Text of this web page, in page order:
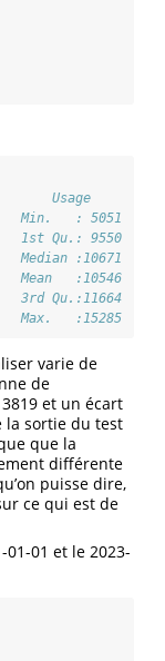
Usage
Min.   : 5051
1st Qu.: 9550
Median :10671
Mean   :10546
3rd Qu.:11664
Max.   :15285
varie de
de
et un écart
la sortie du test
que la
différente
puisse dire,
ce qui est de
01 et le 2023-